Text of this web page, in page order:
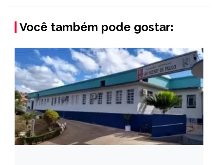
Você também pode gostar: